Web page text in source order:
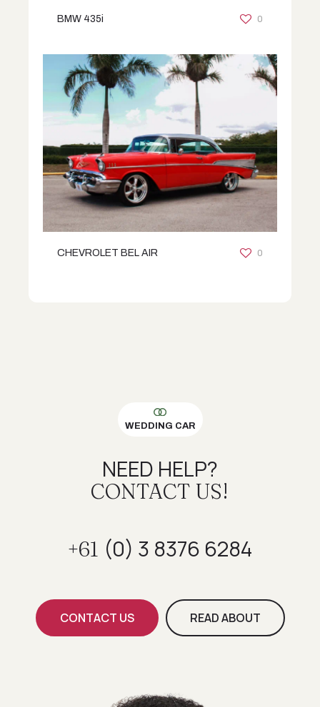
BMW 435i 0
CHEVROLET BEL AIR 0
WEDDING CAR
NEED HELP?
CONTACT US!
+61 (0) 3 8376 6284
CONTACT US READ ABOUT